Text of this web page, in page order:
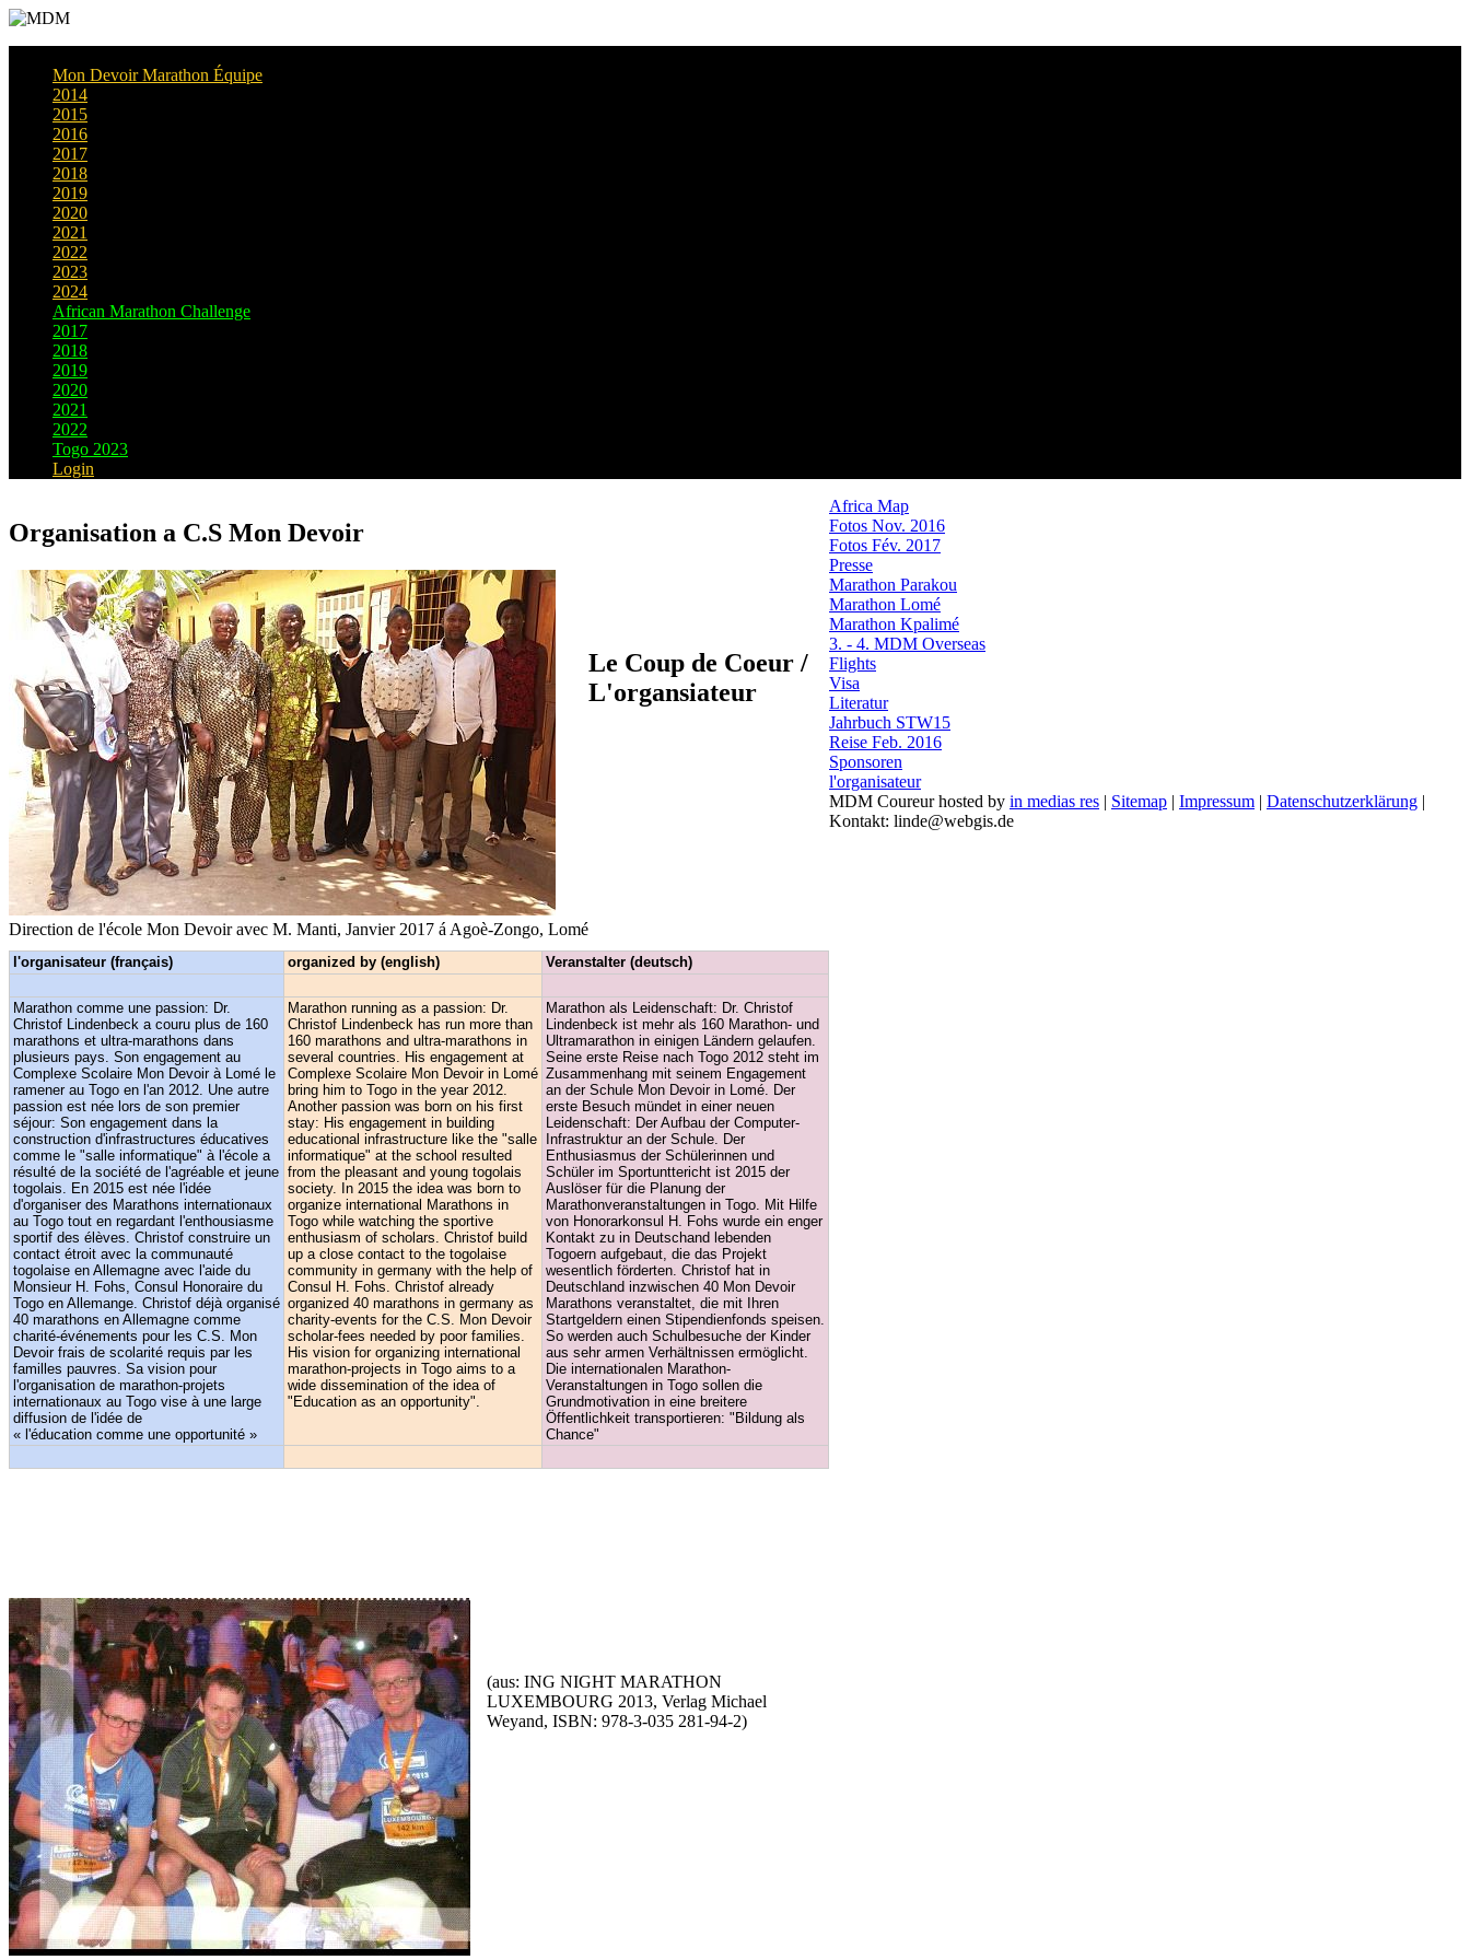
Mon Devoir Marathon Équipe
2014
2015
2016
2017
2018
2019
2020
2021
2022
2023
2024
African Marathon Challenge
2017
2018
2019
2020
2021
2022
Togo 2023
Login
Organisation a C.S Mon Devoir
Direction de l'école Mon Devoir avec M. Manti, Janvier 2017 á Agoè-Zongo, Lomé
Le Coup de Coeur /
L'organsiateur
l'organisateur (français) organized by (english) Veranstalter (deutsch)
Marathon comme une passion: Dr.
Christof Lindenbeck a couru plus de 160
marathons et ultra-marathons dans
plusieurs pays. Son engagement au
Complexe Scolaire Mon Devoir à Lomé le
ramener au Togo en l'an 2012. Une autre
passion est née lors de son premier
séjour: Son engagement dans la
construction d'infrastructures éducatives
comme le "salle informatique" à l'école a
résulté de la société de l'agréable et jeune
togolais. En 2015 est née l'idée
d'organiser des Marathons internationaux
au Togo tout en regardant l'enthousiasme
sportif des élèves. Christof construire un
contact étroit avec la communauté
togolaise en Allemagne avec l'aide du
Monsieur H. Fohs, Consul Honoraire du
Togo en Allemange. Christof déjà organisé
40 marathons en Allemagne comme
charité-événements pour les C.S. Mon
Devoir frais de scolarité requis par les
familles pauvres. Sa vision pour
l'organisation de marathon-projets
internationaux au Togo vise à une large
diffusion de l'idée de
« l'éducation comme une opportunité »
Marathon running as a passion: Dr.
Christof Lindenbeck has run more than
160 marathons and ultra-marathons in
several countries. His engagement at
Complexe Scolaire Mon Devoir in Lomé
bring him to Togo in the year 2012.
Another passion was born on his first
stay: His engagement in building
educational infrastructure like the "salle
informatique" at the school resulted
from the pleasant and young togolais
society. In 2015 the idea was born to
organize international Marathons in
Togo while watching the sportive
enthusiasm of scholars. Christof build
up a close contact to the togolaise
community in germany with the help of
Consul H. Fohs. Christof already
organized 40 marathons in germany as
charity-events for the C.S. Mon Devoir
scholar-fees needed by poor families.
His vision for organizing international
marathon-projects in Togo aims to a
wide dissemination of the idea of
"Education as an opportunity".
Marathon als Leidenschaft: Dr. Christof
Lindenbeck ist mehr als 160 Marathon- und
Ultramarathon in einigen Ländern gelaufen.
Seine erste Reise nach Togo 2012 steht im
Zusammenhang mit seinem Engagement
an der Schule Mon Devoir in Lomé. Der
erste Besuch mündet in einer neuen
Leidenschaft: Der Aufbau der Computer-
Infrastruktur an der Schule. Der
Enthusiasmus der Schülerinnen und
Schüler im Sportunttericht ist 2015 der
Auslöser für die Planung der
Marathonveranstaltungen in Togo. Mit Hilfe
von Honorarkonsul H. Fohs wurde ein enger
Kontakt zu in Deutschand lebenden
Togoern aufgebaut, die das Projekt
wesentlich förderten. Christof hat in
Deutschland inzwischen 40 Mon Devoir
Marathons veranstaltet, die mit Ihren
Startgeldern einen Stipendienfonds speisen.
So werden auch Schulbesuche der Kinder
aus sehr armen Verhältnissen ermöglicht.
Die internationalen Marathon-
Veranstaltungen in Togo sollen die
Grundmotivation in eine breitere
Öffentlichkeit transportieren: "Bildung als
Chance"
(aus: ING NIGHT MARATHON
LUXEMBOURG 2013, Verlag Michael
Weyand, ISBN: 978-3-035 281-94-2)
Africa Map
Fotos Nov. 2016
Fotos Fév. 2017
Presse
Marathon Parakou
Marathon Lomé
Marathon Kpalimé
3. - 4. MDM Overseas
Flights
Visa
Literatur
Jahrbuch STW15
Reise Feb. 2016
Sponsoren
l'organisateur
MDM Coureur hosted by in medias res | Sitemap | Impressum | Datenschutzerklärung |
Kontakt: linde@webgis.de